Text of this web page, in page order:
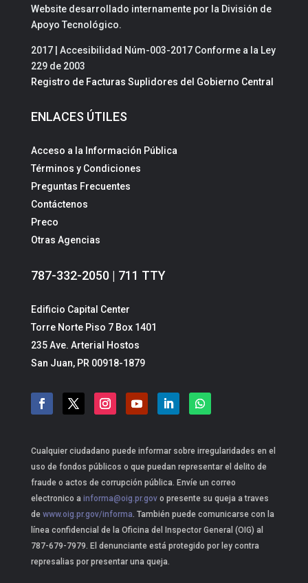
Website desarrollado internamente por la División de
Apoyo Tecnológico.
2017 | Accesibilidad Núm-003-2017 Conforme a la Ley
229 de 2003
Registro de Facturas Suplidores del Gobierno Central
ENLACES ÚTILES
Acceso a la Información Pública
Términos y Condiciones
Preguntas Frecuentes
Contáctenos
Preco
Otras Agencias
787-332-2050 | 711 TTY
Edificio Capital Center
Torre Norte Piso 7 Box 1401
235 Ave. Arterial Hostos
San Juan, PR 00918-1879
Cualquier ciudadano puede informar sobre irregularidades en el
uso de fondos públicos o que puedan representar el delito de
fraude o actos de corrupción pública. Envíe un correo
electronico a informa@oig.pr.govo presente su queja a traves
dewww.oig.pr.gov/informa. También puede comunicarse con la
línea confidencial de la Oficina del Inspector General (OIG) al
787-679-7979. El denunciante está protegido por ley contra
represalias por presentar una queja.